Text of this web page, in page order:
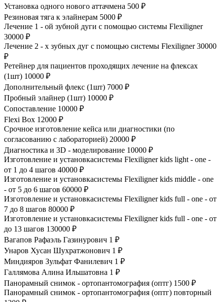
Установка одного нового аттачмена 500 ₽
Резиновая тяга к элайнерам 5000 ₽
Лечение 1 - ой зубной дуги с помощью системы Flexiligner
30000 ₽
Лечение 2 - х зубных дуг с помощью системы Flexiligner 30000
₽
Ретейнер для пациентов проходящих лечение на флексах
(1шт) 10000 ₽
Дополнительный флекс (1шт) 7000 ₽
Пробный элайнер (1шт) 10000 ₽
Сопоставление 10000 ₽
Flexi Box 12000 ₽
Срочное изготовление кейса или диагностики (по
согласованию с лабораторией) 20000 ₽
Диагностика и 3D - моделирование 10000 ₽
Изготовление и установкасистемы Flexiligner kids light - one -
от 1 до 4 шагов 40000 ₽
Изготовление и установкасистемы Flexiligner kids middle - one
- от 5 до 6 шагов 60000 ₽
Изготовление и установкасистемы Flexiligner kids full - one - от
7 до 8 шагов 80000 ₽
Изготовление и установкасистемы Flexiligner kids full - one - от
до 13 шагов 130000 ₽
Вагапов Рафаэль Газинурович 1 ₽
Унаров Хусан Шухратжонович 1 ₽
Миндияров Зульфат Фанилевич 1 ₽
Галлямова Алина Ильшатовна 1 ₽
Панорамный снимок - ортопантомография (оптг) 1500 ₽
Панорамный снимок - ортопантомография (оптг) повторный